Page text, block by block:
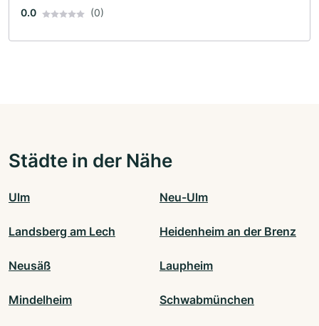
0.0 (0)
Städte in der Nähe
Ulm Neu-Ulm
Landsberg am Lech Heidenheim an der Brenz
Neusäß Laupheim
Mindelheim Schwabmünchen